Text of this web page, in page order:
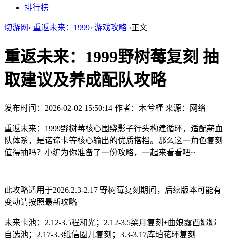
排行榜
切游网 › 重返未来：1999› 游戏攻略 ›正文
重返未来：1999野树莓复刻 抽
取建议及养成配队攻略
发布时间：2026-02-02 15:50:14 作者：木兮槿 来源：网络
重返未来：1999野树莓核心围绕影子行头构建循环，适配薪血
队体系，是诺谛卡等核心输出的优质搭档。那么这一角色复刻
值得抽吗？小编为你准备了一份攻略，一起来看看吧~
此攻略适用于2026.2.3-2.17 野树莓复刻期间，后续版本可能有
变动请按照最新攻略
未来卡池：2.12-3.5程和光；2.12-3.5梁月复刻+曲娘露西娜娜
自选池；2.17-3.3纸信圈儿复刻；3.3-3.17库珀花环复刻